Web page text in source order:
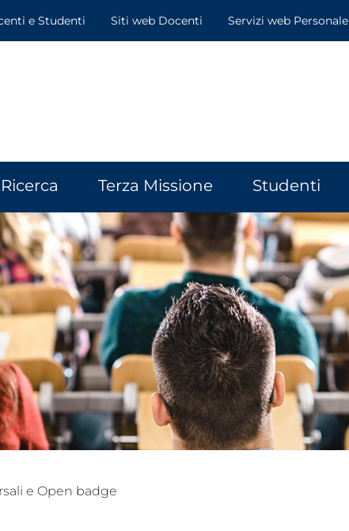
e Studenti Siti web Docenti Servizi web Personale
Ricerca Terza Missione Studenti
e Open badge